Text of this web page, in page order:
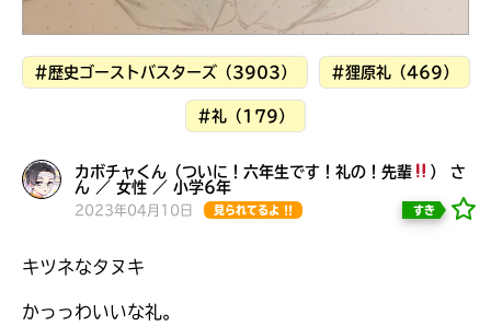
本を飛び出して
みんなとおしゃべり
#歴史ゴーストバスターズ（3903） #狸原礼（469）
#礼（179）
カボチャくん（ついに！六年生です！礼の！先輩
） さ
ん ／ 女性 ／ 小学6年
2023年04月10日 見られてるよ !! すき
キツネなタヌキ
かっっわいいな礼。